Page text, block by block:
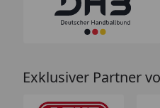
Exklusiver Partner